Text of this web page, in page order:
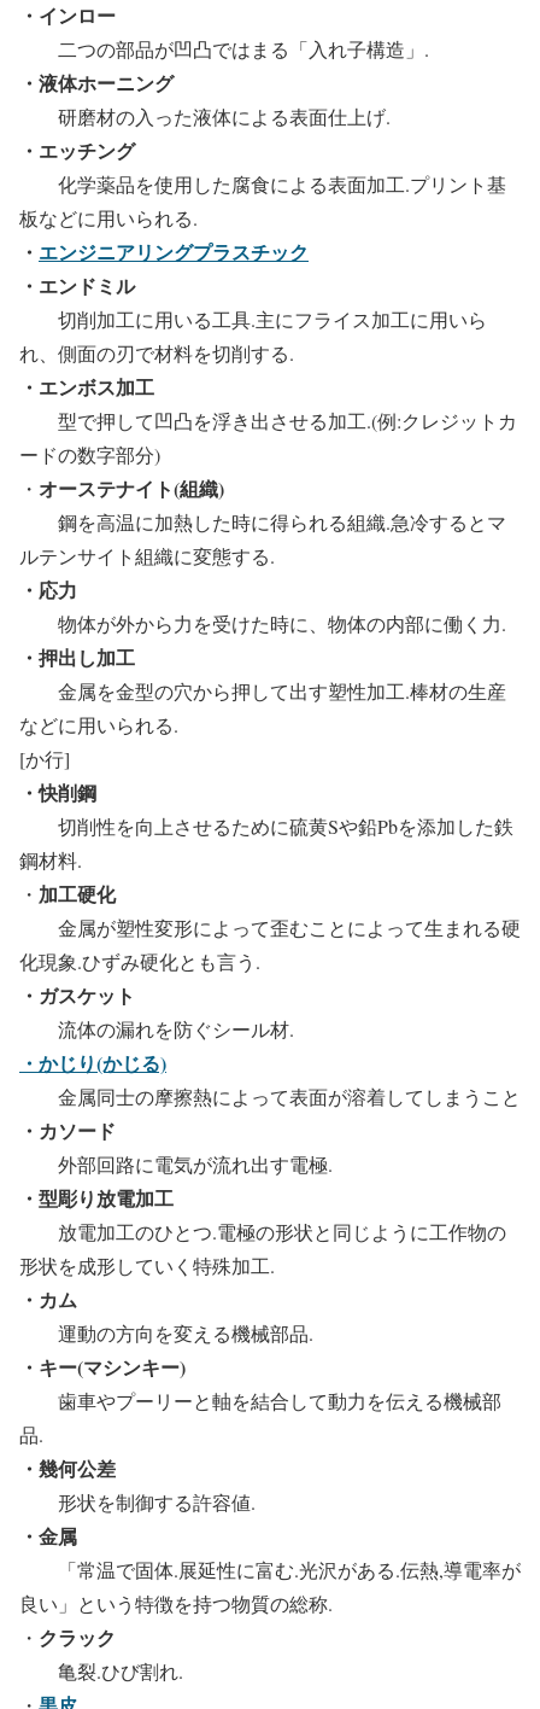
・インロー
二つの部品が凹凸ではまる「入れ子構造」.
・液体ホーニング
研磨材の入った液体による表面仕上げ.
・エッチング
化学薬品を使用した腐食による表面加工.プリント基
板などに用いられる.
・ エンジニアリングプラスチック
・エンドミル
切削加工に用いる工具.主にフライス加工に用いら
れ、側面の刃で材料を切削する.
・エンボス加工
型で押して凹凸を浮き出させる加工.(例:クレジットカ
ードの数字部分)
・ オーステナイト(組織)
鋼を高温に加熱した時に得られる組織.急冷するとマ
ルテンサイト組織に変態する.
・応力
物体が外から力を受けた時に、物体の内部に働く力.
・押出し加工
金属を金型の穴から押して出す塑性加工.棒材の生産
などに用いられる.
[か行]
・快削鋼
切削性を向上させるために硫黄Sや鉛Pbを添加した鉄
鋼材料.
・ 加工硬化
金属が塑性変形によって歪むことによって生まれる硬
化現象.ひずみ硬化とも言う.
・ガスケット
流体の漏れを防ぐシール材.
・かじり(かじる)
金属同士の摩擦熱によって表面が溶着してしまうこと
・カソード
外部回路に電気が流れ出す電極.
・型彫り放電加工
放電加工のひとつ.電極の形状と同じように工作物の
形状を成形していく特殊加工.
・カム
運動の方向を変える機械部品.
・キー(マシンキー)
歯車やプーリーと軸を結合して動力を伝える機械部
品.
・幾何公差
形状を制御する許容値.
・金属
「常温で固体.展延性に富む.光沢がある.伝熱,導電率が
良い」という特徴を持つ物質の総称.
・ クラック
亀裂.ひび割れ.